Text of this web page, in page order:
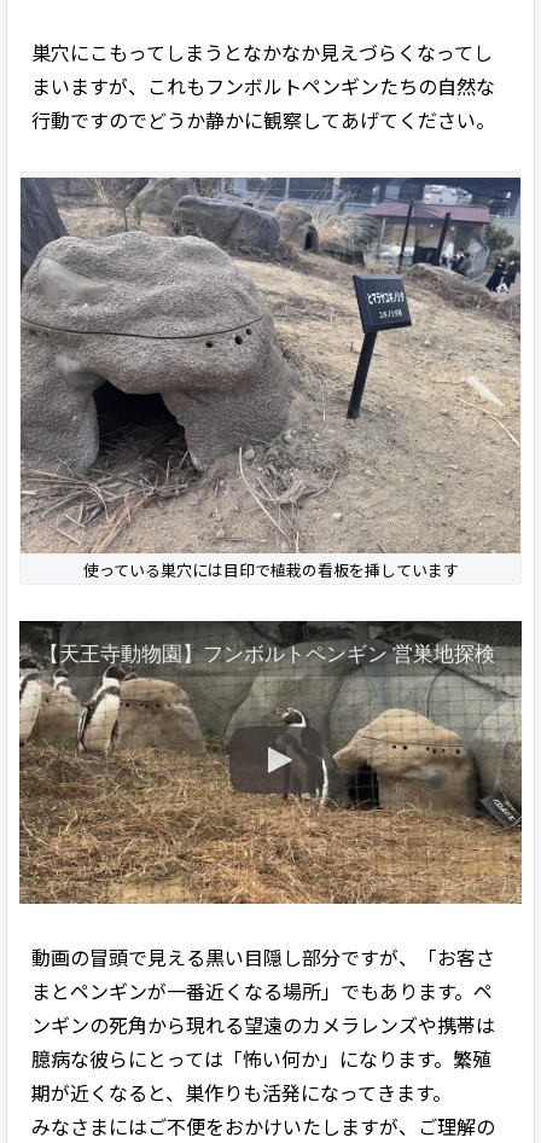
巣穴にこもってしまうとなかなか見えづらくなってし
まいますが、これもフンボルトペンギンたちの自然な
行動ですのでどうか静かに観察してあげてください。
使っている巣穴には目印で植栽の看板を挿しています
【天王寺動物園】フンボルトペンギン 営巣地探検
動画の冒頭で見える黒い目隠し部分ですが、「お客さ
まとペンギンが一番近くなる場所」でもあります。ペ
ンギンの死角から現れる望遠のカメラレンズや携帯は
臆病な彼らにとっては「怖い何か」になります。繁殖
期が近くなると、巣作りも活発になってきます。
みなさまにはご不便をおかけいたしますが、ご理解の